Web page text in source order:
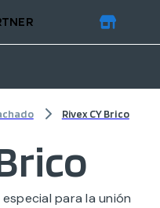
Rivex CY Brico
para la unión